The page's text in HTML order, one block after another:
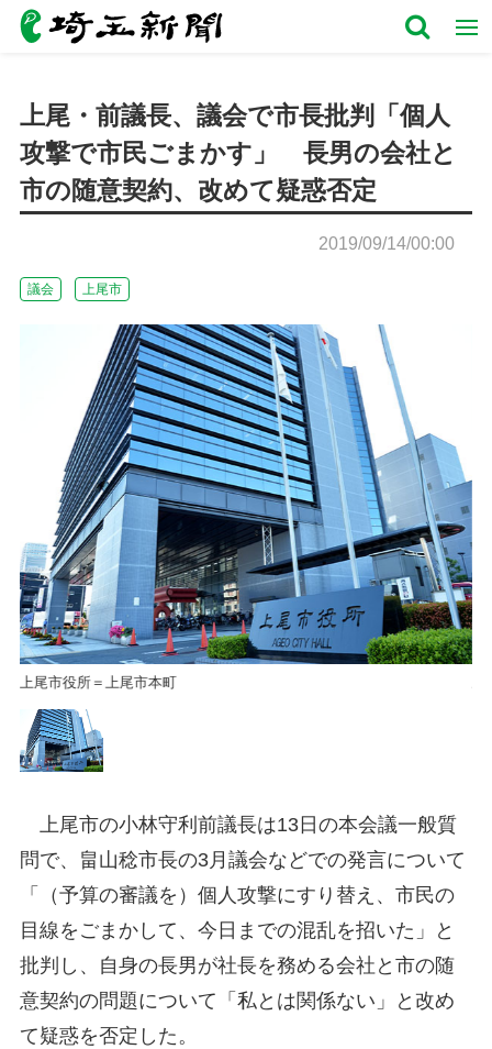
上尾・前議長、議会で市長批判「個人
攻撃で市民ごまかす」 長男の会社と
市の随意契約、改めて疑惑否定
2019/09/14/00:00
議会 上尾市
上尾市役所＝上尾市本町
上尾市の小林守利前議長は13日の本会議一般質
問で、畠山稔市長の3月議会などでの発言について
「（予算の審議を）個人攻撃にすり替え、市民の
目線をごまかして、今日までの混乱を招いた」と
批判し、自身の長男が社長を務める会社と市の随
意契約の問題について「私とは関係ない」と改め
て疑惑を否定した。